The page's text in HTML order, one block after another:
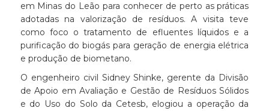
em Minas do Leão para conhecer de perto as práticas
adotadas na valorização de resíduos. A visita teve
como foco o tratamento de efluentes líquidos e a
purificação do biogás para geração de energia elétrica
e produção de biometano.
O engenheiro civil Sidney Shinke, gerente da Divisão
de Apoio em Avaliação e Gestão de Resíduos Sólidos
e do Uso do Solo da Cetesb, elogiou a operação da